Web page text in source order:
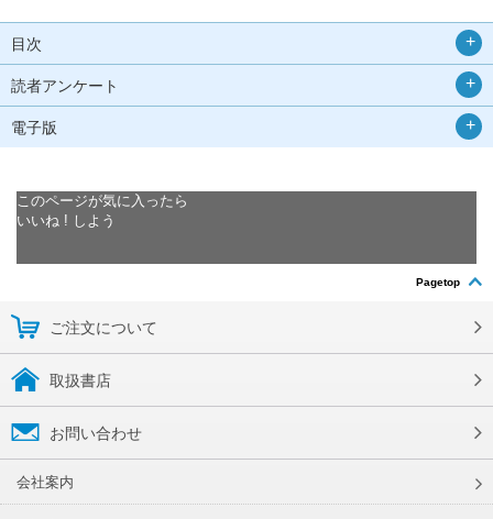
目次
読者アンケート
電子版
このページが気に入ったら
いいね ! しよう
Pagetop
ご注文について
取扱書店
お問い合わせ
会社案内